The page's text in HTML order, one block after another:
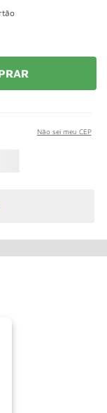
Não sei meu CEP